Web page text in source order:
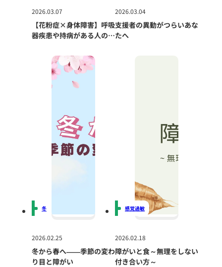
2026.03.07
【花粉症×身体障害】呼吸
器疾患や持病がある人の春
2026.03.04
支援者の異動がつらいあな
たへ
2026.02.25
冬から春へ――季節の変わ
り目と障がい
冬
2026.02.18
障がいと食～無理をしない
付き合い方～
感覚過敏